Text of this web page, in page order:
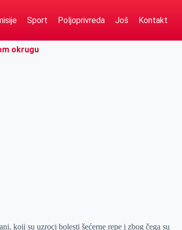
Sport Poljoprivreda Još Kontakt
okrugu
koji su uzroci bolesti šećerne repe i zbog čega su